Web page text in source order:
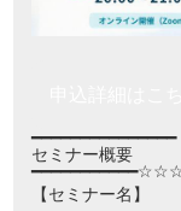
━━━━━━━━━━━━━━━
セミナー概要
━━━━━━━━━━━☆☆☆
【セミナー名】